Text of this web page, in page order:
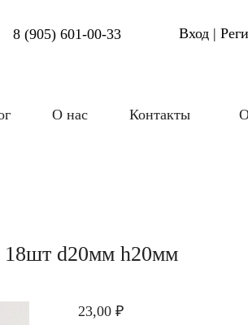
8 (905) 601-00-33 Вход |
О нас Контакты
18шт d20мм h20мм
23,00 ₽